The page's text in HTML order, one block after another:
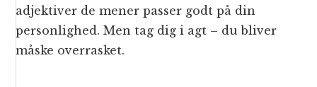
adjektiver de mener passer godt på din
personlighed. Men tag dig i agt – du bliver
måske overrasket.